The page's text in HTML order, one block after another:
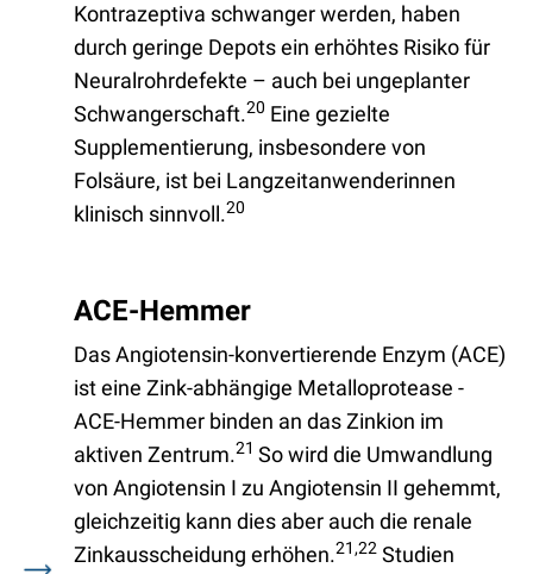
Kontrazeptiva schwanger werden, haben
durch geringe Depots ein erhöhtes Risiko für
Neuralrohrdefekte – auch bei ungeplanter
Schwangerschaft.20 Eine gezielte
Supplementierung, insbesondere von
Folsäure, ist bei Langzeitanwenderinnen
klinisch sinnvoll.20
ACE-Hemmer
Das Angiotensin-konvertierende Enzym (ACE)
ist eine Zink-abhängige Metalloprotease -
ACE-Hemmer binden an das Zinkion im
aktiven Zentrum.21 So wird die Umwandlung
von Angiotensin I zu Angiotensin II gehemmt,
gleichzeitig kann dies aber auch die renale
Zinkausscheidung erhöhen.21,22 Studien